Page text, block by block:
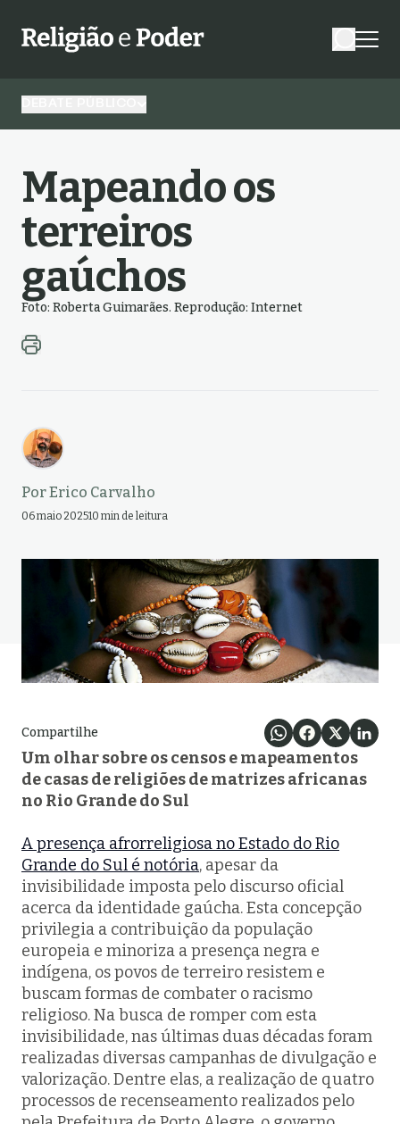
Mapeando os
terreiros
gaúchos
Foto: Roberta Guimarães. Reprodução: Internet
PorErico Carvalho
06 maio 202510 min de leitura
Compartilhe
Um olhar sobre os censos e mapeamentos
de casas de religiões de matrizes africanas
no Rio Grande do Sul
A presença afrorreligiosa no Estado do Rio
Grande do Sul é notória, apesar da
invisibilidade imposta pelo discurso oficial
acerca da identidade gaúcha. Esta concepção
privilegia a contribuição da população
europeia e minoriza a presença negra e
indígena, os povos de terreiro resistem e
buscam formas de combater o racismo
religioso. Na busca de romper com esta
invisibilidade, nas últimas duas décadas foram
realizadas diversas campanhas de divulgação e
valorização. Dentre elas, a realização de quatro
processos de recenseamento realizados pelo